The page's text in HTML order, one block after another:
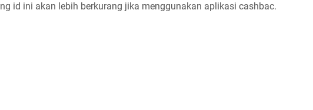
id ini akan lebih berkurang jika menggunakan aplikasi cashbac.